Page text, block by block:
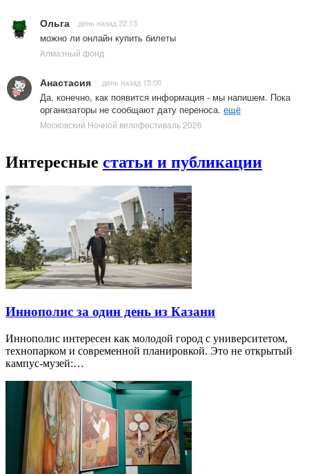
Ольга день назад 22:13
можно ли онлайн купить билеты
Алмазный фонд
Анастасия день назад 15:00
Да, конечно, как появится информация - мы напишем. Пока
организаторы не сообщают дату переноса. ещё
Московский Ночной велофестиваль 2026
Интересные статьи и публикации
Иннополис за один день из Казани
Иннополис интересен как молодой город с университетом,
технопарком и современной планировкой. Это не открытый
кампус-музей:…